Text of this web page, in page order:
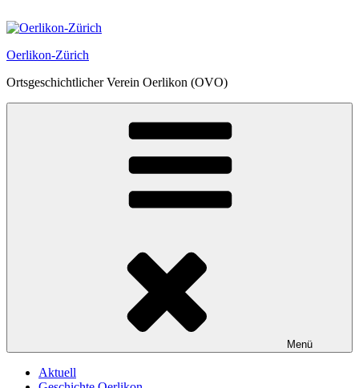
Inhalt
Oerlikon-Zürich
Ortsgeschichtlicher Verein Oerlikon (OVO)
Menü
Aktuell